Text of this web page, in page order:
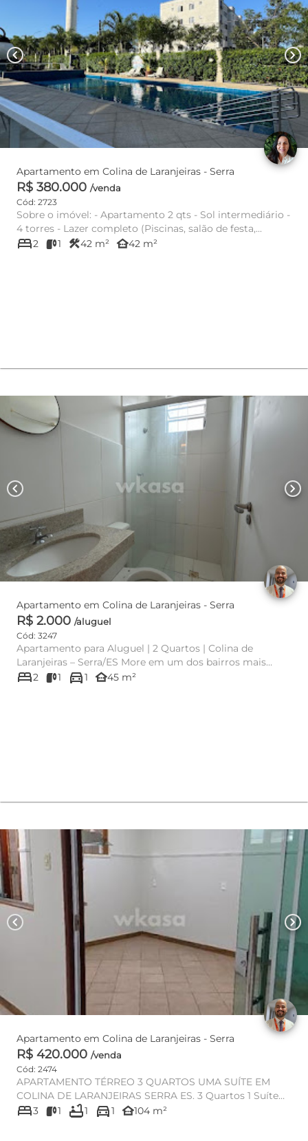
chevron_left chevron_right
Apartamento em Colina de Laranjeiras - Serra
R$ 380.000 /venda
Cód: 2723
Sobre o imóvel: - Apartamento 2 qts - Sol intermediário -
4 torres - Lazer completo (Piscinas, salão de festa,...
bed2 1 construction42 m² other_houses42 m²
chevron_left chevron_right
Apartamento em Colina de Laranjeiras - Serra
R$ 2.000 /aluguel
Cód: 3247
Apartamento para Aluguel | 2 Quartos | Colina de
Laranjeiras – Serra/ES More em um dos bairros mais
completos e valoriz...
bed2 1 directions_car1 other_houses45 m²
chevron_left chevron_right
Apartamento em Colina de Laranjeiras - Serra
R$ 420.000 /venda
Cód: 2474
APARTAMENTO TÉRREO 3 QUARTOS UMA SUÍTE EM
COLINA DE LARANJEIRAS SERRA ES. 3 Quartos 1 Suíte
Metragem 104M² Áre...
bed3 1 bathtub1 directions_car1 other_houses104 m²